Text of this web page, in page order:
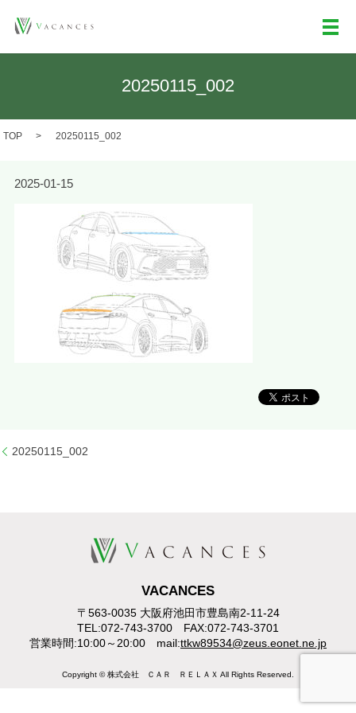
メ
20250115_002
TOP 20250115_002
2025-01-15
20250115_002
VACANCES
〒563-0035 大阪府池田市豊島南2-11-24
TEL:072-743-3700 FAX:072-743-3701
営業時間:10:00～20:00 mail:ttkw89534@zeus.eonet.ne.jp
Copyright © 株式会社 ＣＡＲ ＲＥＬＡＸ All Rights Reserved.